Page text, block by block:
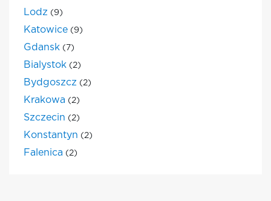
Lodz (9)
Katowice (9)
Gdansk (7)
Bialystok (2)
Bydgoszcz (2)
Krakowa (2)
Szczecin (2)
Konstantyn (2)
Falenica (2)